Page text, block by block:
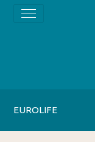
EUROLIFE